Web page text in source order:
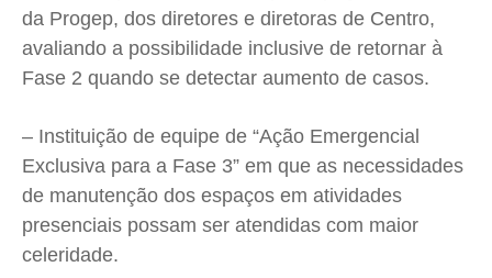
da Progep, dos diretores e diretoras de Centro,
avaliando a possibilidade inclusive de retornar à
Fase 2 quando se detectar aumento de casos.
– Instituição de equipe de “Ação Emergencial
Exclusiva para a Fase 3” em que as necessidades
de manutenção dos espaços em atividades
presenciais possam ser atendidas com maior
celeridade.